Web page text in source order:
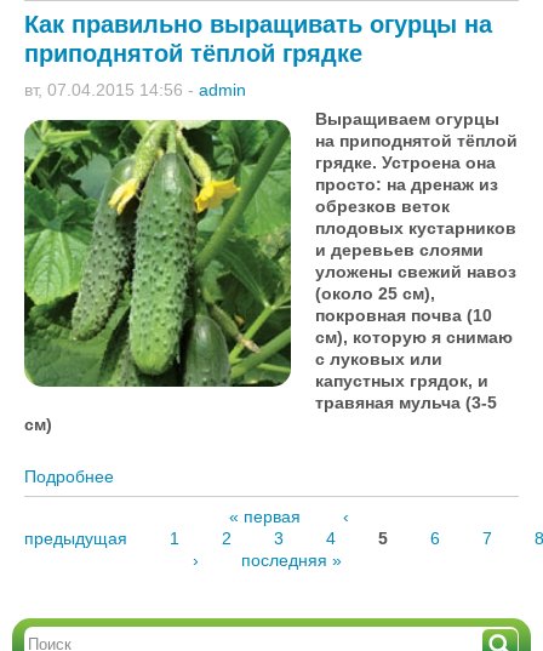
Как правильно выращивать огурцы на
приподнятой тёплой грядке
вт, 07.04.2015 14:56 - admin
Выращиваем огурцы
на приподнятой тёплой
грядке. Устроена она
просто: на дренаж из
обрезков веток
плодовых кустарников
и деревьев слоями
уложены свежий навоз
(около 25 см),
покровная почва (10
см), которую я снимаю
с луковых или
капустных грядок, и
травяная мульча (3-5
см)
Подробнее
приподнятой тёплой грядке
« первая
‹
предыдущая
1 2 3 4 5 6 7
8
›
последняя »